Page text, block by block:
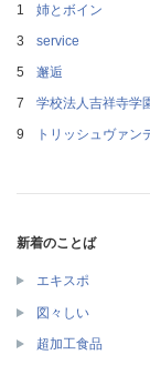
姉とボイン
service
邂逅
学校法人吉祥寺学
トリッシュヴァン
新着のことば
エキスポ
図々しい
超加工食品